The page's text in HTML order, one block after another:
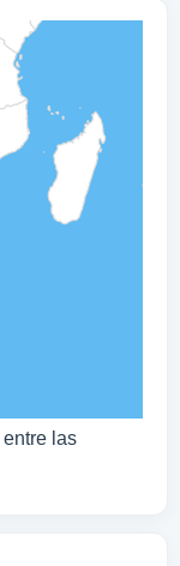
entre las